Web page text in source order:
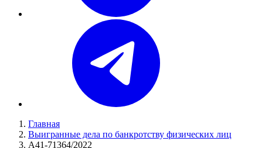
Главная
Выигранные дела по банкротству физических лиц
А41-71364/2022